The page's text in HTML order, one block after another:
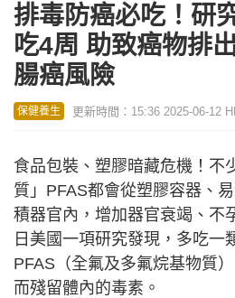
排毒防癌必吃！研
吃4周 助致癌物排
腸癌風險
保健養生 更新時間：15:36 2025-06-12
食品包裝、塑膠暗藏危機！不
質」PFAS都會從塑膠容器、
積器官內，增加器官衰竭、不
日美國一項研究發現，多吃一
PFAS（全氟及多氟烷基物質
而殘留體內的毒素。